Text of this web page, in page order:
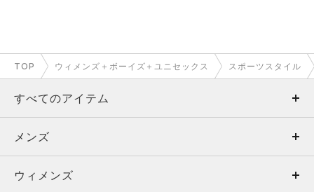
TOP ウィメンズ＋ボーイズ＋ユニセックス スポーツスタイル
すべてのアイテム
メンズ
ウィメンズ
メンズ
トップス
ウィメンズ